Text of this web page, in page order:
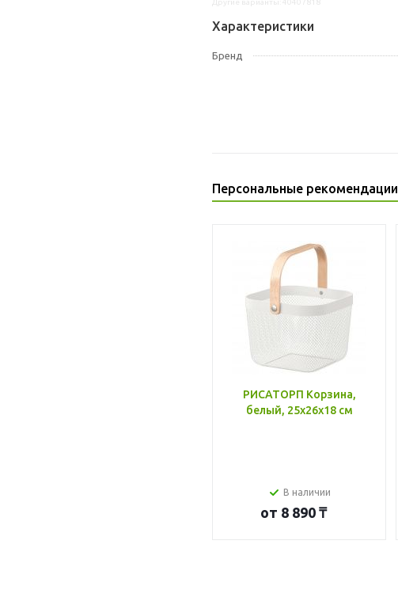
Характеристики
Бренд
Персональные рекомендации
РИСАТОРП Корзина,
белый, 25x26x18 см
В наличии
от 8 890 ₸